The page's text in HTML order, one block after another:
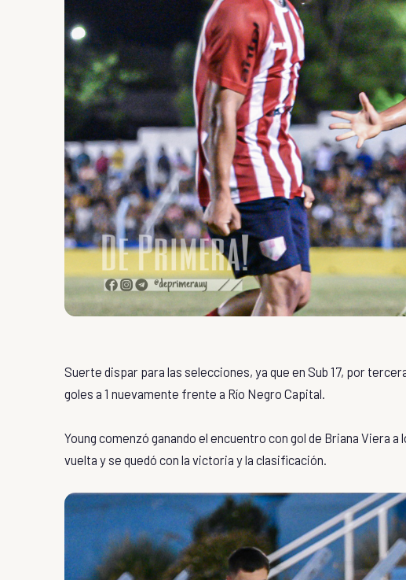
Suerte dispar para las selecciones, ya que en Sub 17, por
goles a 1 nuevamente frente a Río Negro Capital.
Young comenzó ganando el encuentro con gol de Briana Viera
vuelta y se quedó con la victoria y la clasificación.